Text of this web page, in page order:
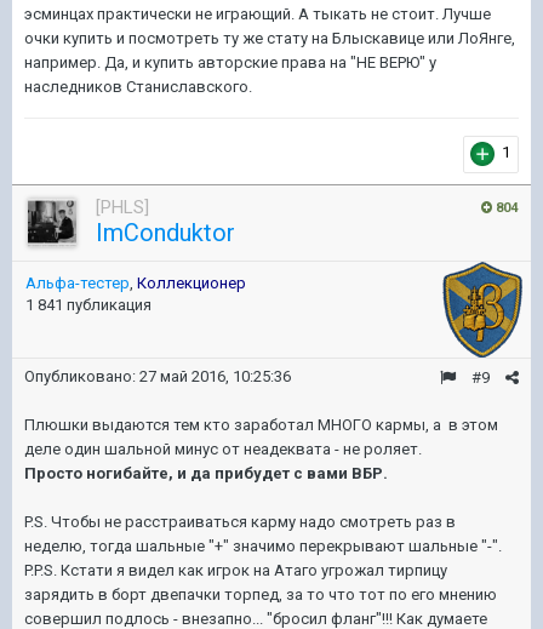
эсминцах практически не играющий. А тыкать не стоит. Лучше
очки купить и посмотреть ту же стату на Блыскавице или ЛоЯнге,
например. Да, и купить авторские права на "НЕ ВЕРЮ" у
наследников Станиславского.
1
804
[PHLS]
ImConduktor
Альфа-тестер, Коллекционер
1 841 публикация
#9
Опубликовано: 27 май 2016, 10:25:36
Плюшки выдаются тем кто заработал МНОГО кармы, а в этом
деле один шальной минус от неадеквата - не роляет.
Просто ногибайте, и да прибудет с вами ВБР.
P.S. Чтобы не расстраиваться карму надо смотреть раз в
неделю, тогда шальные "+" значимо перекрывают шальные "-".
P.P.S. Кстати я видел как игрок на Атаго угрожал тирпицу
зарядить в борт двепачки торпед, за то что тот по его мнению
совершил подлось - внезапно... "бросил фланг"!!! Как думаете